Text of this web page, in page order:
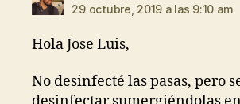
29 octubre, 2019 a las 9:10 am
Hola Jose Luis,
No desinfecté las pasas, pero